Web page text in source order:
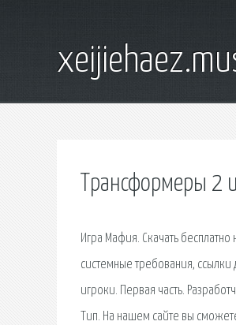
Трансформеры 2
Игра Мафия. Скачать
системные требования,
игроки. Первая часть.
Тип. На нашем сайте вы